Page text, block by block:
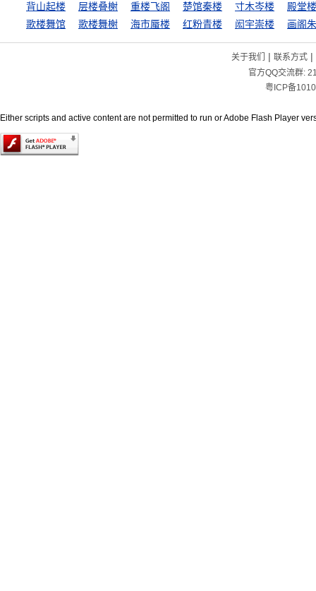
背山起楼 层楼叠榭 重楼飞阁 楚馆秦楼 寸木岑楼
殿堂
歌楼舞馆
歌楼舞榭 海市蜃楼 红粉青楼 闳宇崇楼 画阁
关于我们 | 联系方式|
官方QQ交流群:
粤ICP备
Either scripts and active content are not permitted to run or Adobe Flash Player